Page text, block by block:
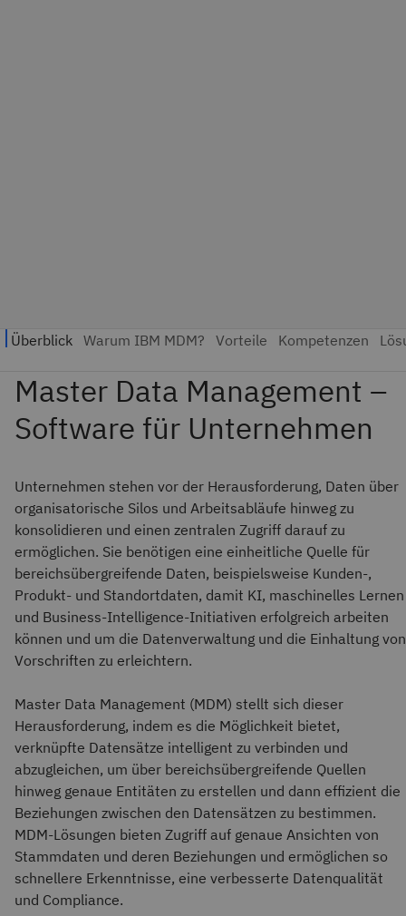
Unternehmen stehen vor der Herausforderung, Daten über
organisatorische Silos und Arbeitsabläufe hinweg zu
konsolidieren und einen zentralen Zugriff darauf zu
ermöglichen. Sie benötigen eine einheitliche Quelle für
bereichsübergreifende Daten, beispielsweise Kunden-,
Produkt- und Standortdaten, damit KI, maschinelles Lernen
und Business-Intelligence-Initiativen erfolgreich arbeiten
können und um die Datenverwaltung und die Einhaltung von
Vorschriften zu erleichtern.
Master Data Management (MDM) stellt sich dieser
Herausforderung, indem es die Möglichkeit bietet,
verknüpfte Datensätze intelligent zu verbinden und
abzugleichen, um über bereichsübergreifende Quellen
hinweg genaue Entitäten zu erstellen und dann effizient die
Beziehungen zwischen den Datensätzen zu bestimmen.
MDM-Lösungen bieten Zugriff auf genaue Ansichten von
Stammdaten und deren Beziehungen und ermöglichen so
schnellere Erkenntnisse, eine verbesserte Datenqualität
und Compliance.